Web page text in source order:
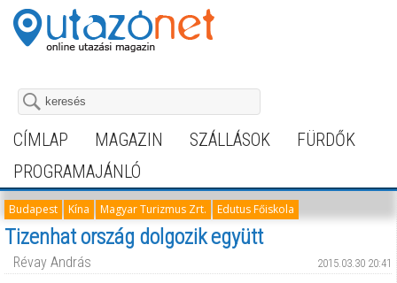
CÍMLAP MAGAZIN SZÁLLÁSOK
FÜRDŐK
PROGRAMAJÁNLÓ
Budapest Kína Magyar Turizmus Zrt. Edutus Főiskola
Tizenhat ország dolgozik együtt
Révay András 2015.03.30 20:41